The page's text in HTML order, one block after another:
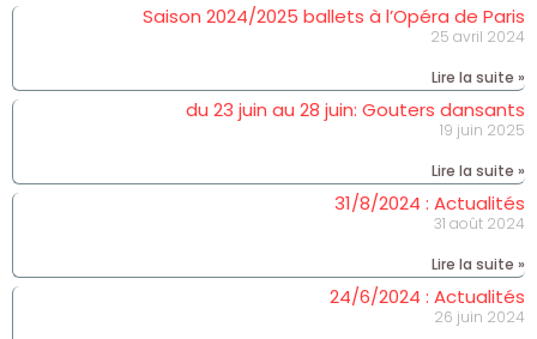
Saison 2024/2025 ballets à l’Opéra de Paris
25 avril 2024
Lire la suite »
du 23 juin au 28 juin: Gouters dansants
19 juin 2025
Lire la suite »
31/8/2024 : Actualités
31 août 2024
Lire la suite »
24/6/2024 : Actualités
26 juin 2024